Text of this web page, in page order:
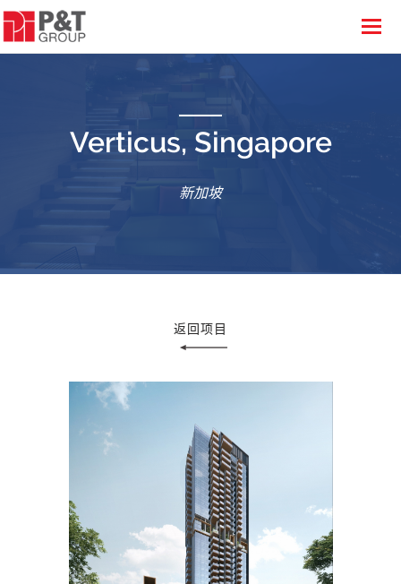
Verticus, Singapore
新加坡
返回项目